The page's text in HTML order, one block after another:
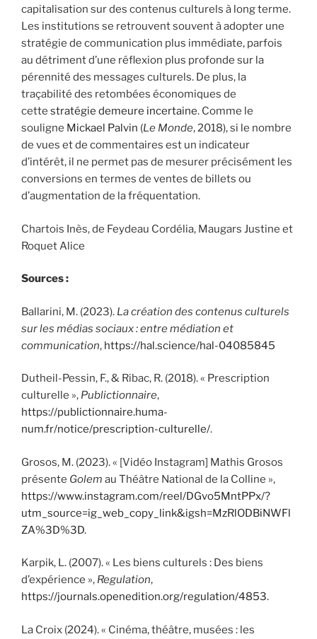
capitalisation sur des contenus culturels à long terme.
Les institutions se retrouvent souvent à adopter une
stratégie de communication plus immédiate, parfois
au détriment d’une réflexion plus profonde sur la
pérennité des messages culturels. De plus, la
traçabilité des retombées économiques de
cette stratégie demeure incertaine. Comme le
souligne Mickael Palvin (Le Monde, 2018), si le nombre
de vues et de commentaires est un indicateur
d’intérêt, il ne permet pas de mesurer précisément les
conversions en termes de ventes de billets ou
d’augmentation de la fréquentation.
Chartois Inès, de Feydeau Cordélia, Maugars Justine et
Roquet Alice
Sources :
Ballarini, M. (2023). La création des contenus culturels
sur les médias sociaux : entre médiation et
communication, https://hal.science/hal-04085845
Dutheil-Pessin, F., & Ribac, R. (2018). « Prescription
culturelle », Publictionnaire,
https://publictionnaire.huma-
num.fr/notice/prescription-culturelle/.
Grosos, M. (2023). « [Vidéo Instagram] Mathis Grosos
présente Golem au Théâtre National de la Colline »,
https://www.instagram.com/reel/DGvo5MntPPx/?
utm_source=ig_web_copy_link&igsh=MzRlODBiNWFl
ZA%3D%3D.
Karpik, L. (2007). « Les biens culturels : Des biens
d’expérience », Regulation,
https://journals.openedition.org/regulation/4853.
La Croix (2024). « Cinéma, théâtre, musées : les